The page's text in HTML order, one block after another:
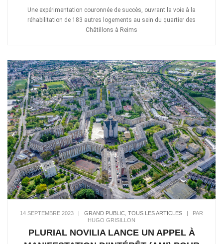
Une expérimentation couronnée de succès, ouvrant la voie à la
réhabilitation de 183 autres logements au sein du quartier des
Châtillons à Reims
14 SEPTEMBRE 2023 | GRAND PUBLIC TOUS LES ARTICLES | PAR
HUGO GRISILLON
PLURIAL NOVILIA LANCE UN APPEL À